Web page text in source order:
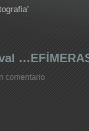
comentario